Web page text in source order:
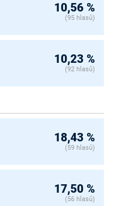
10,56 %
(95 hlasů)
10,23 %
(92 hlasů)
18,43 %
(59 hlasů)
17,50 %
(56 hlasů)